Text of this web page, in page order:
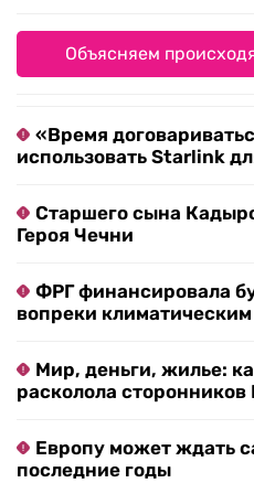
Объясняем
«Время
использовать Starlink
Старшего сына
Героя Чечни
ФРГ финансировала
вопреки
Мир, деньги, жилье:
расколола
Европу может ждать
последние годы